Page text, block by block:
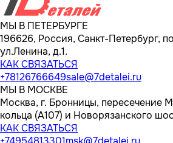
МЫ В ПЕТЕРБУРГЕ
196626, Россия, Санкт-Петербург,
ул.Ленина, д.1.
КАК СВЯЗАТЬСЯ
+78126766649sale@7detalei.ru
МЫ В МОСКВЕ
Москва, г. Бронницы, пересечение
кольца (А107) и Новорязанского
КАК СВЯЗАТЬСЯ